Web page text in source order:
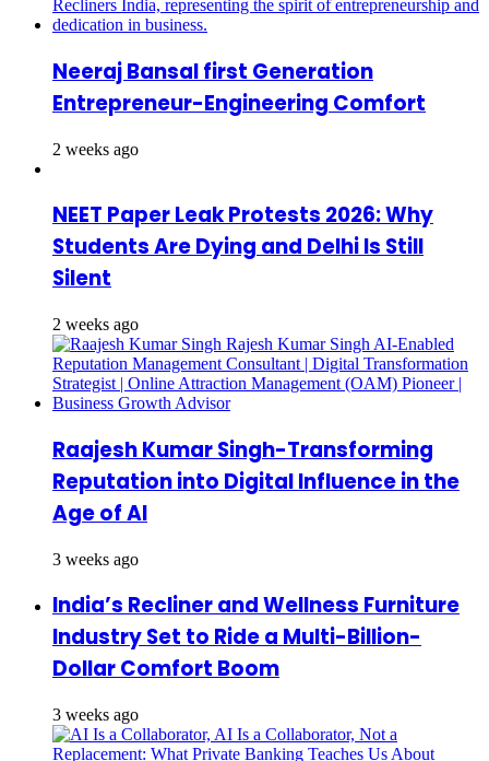
Neeraj Bansal first Generation
Entrepreneur-Engineering Comfort
2 weeks ago
NEET Paper Leak Protests 2026: Why
Students Are Dying and Delhi Is Still
Silent
2 weeks ago
Raajesh Kumar Singh-Transforming
Reputation into Digital Influence in the
Age of AI
3 weeks ago
India’s Recliner and Wellness Furniture
Industry Set to Ride a Multi-Billion-
Dollar Comfort Boom
3 weeks ago